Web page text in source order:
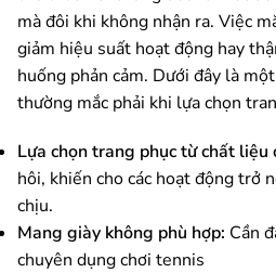
mà đôi khi không nhận ra. Việc
giảm hiệu suất hoạt động hay
huống phản cảm. Dưới đây là
thường mắc phải khi lựa chọn
Lựa chọn trang phục từ chất liệu
hôi, khiến cho các hoạt động trở
chịu.
Mang giày không phù hợp: Cần
chuyên dụng chơi tennis